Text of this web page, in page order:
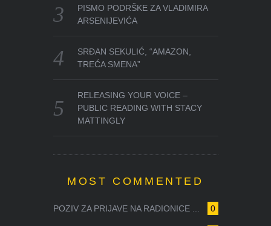
PISMO PODRŠKE ZA VLADIMIRA
ARSENIJEVIĆA
SRĐAN SEKULIĆ, “AMAZON,
TREĆA SMENA”
RELEASING YOUR VOICE –
PUBLIC READING WITH STACY
MATTINGLY
MOST COMMENTED
0
POZIV ZA PRIJAVE NA RADIONICE ...